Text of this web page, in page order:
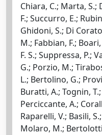
Chiara, C.; Marta, S.;
F.; Succurro, E.;
Ghidoni, S.; Di
M.; Fabbian, F.;
F. S.; Suppressa, P.;
G.; Porzio, M.;
L.; Bertolino, G.;
Buratti, A.; Tognin,
Perciccante, A.;
Raparelli, V.; Basili,
Molaro, M.;